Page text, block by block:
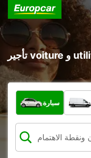
ما نوع المركبة؟
سيارة